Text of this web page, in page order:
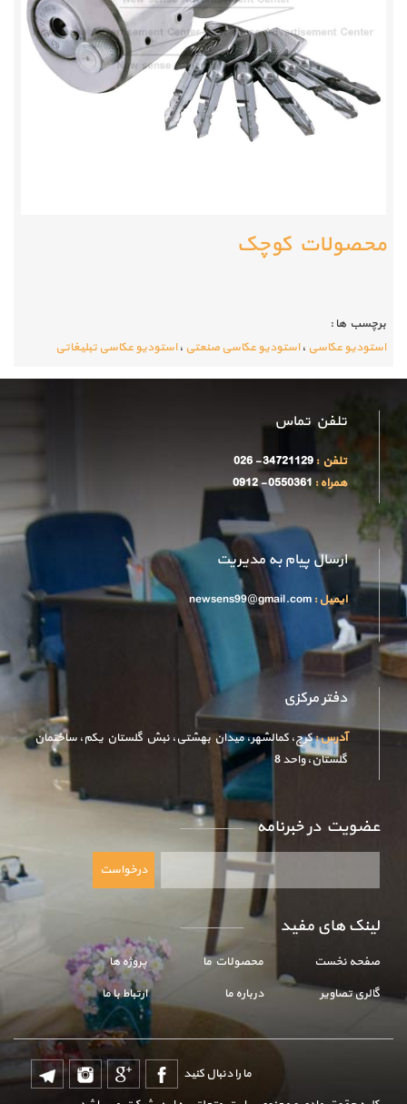
محصولات کوچک
برچسب ها :
استودیو عکاسی ،استودیو عکاسی صنعتی ،استودیو عکاسی تبلیغاتی
تلفن تماس
تلفن : 34721129 - 026
همراه : 0550361 - 0912
ارسال پیام به مدیریت
ایمیل :
دفتر مرکزی
آدرس :كرج، کمالشهر، میدان بهشتی، نبش گلستان یکم، ساختمان
گلستان، واحد 8
عضويت در خبرنامه
درخواست
لینک های مفید
صفحه نخست محصولات ما
پروژه ها
گالری تصاویر
درباره ما ارتباط با ما
ما را دنبال کنید